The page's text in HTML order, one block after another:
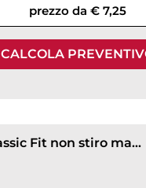
prezzo da € 7,25
CALCOLA
Camicia Classic Fit non stiro manica corta 120g